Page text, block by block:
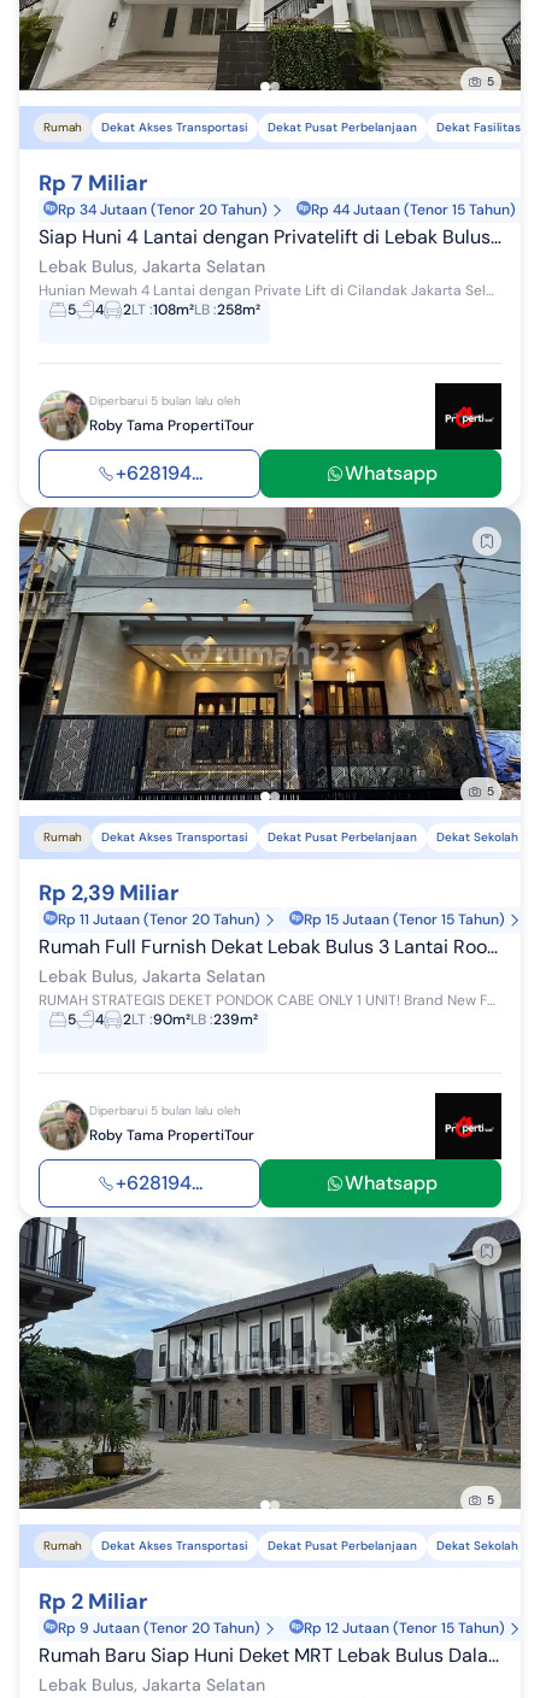
5
Rumah Dekat Akses Transportasi Dekat Pusat Perbelanjaan Dekat Fasilitas
Rp 7 Miliar
Rp 34 Jutaan (Tenor 20 Tahun) Rp 44 Jutaan (Tenor 15 Tahun)
Siap Huni 4 Lantai dengan Privatelift di Lebak Bulus Jakartaselatan
Lebak Bulus, Jakarta Selatan
Hunian Mewah 4 Lantai dengan Private Lift di Cilandak Jakarta Selatan - Lokasi Premium & Prestisius Miliki hunian 4 lantai dengan private lift di ...
5
4 2LT:108m²LB:258m²
Diperbarui 5 bulan lalu oleh
Roby Tama PropertiTour
+628194... Whatsapp
5
Rumah Dekat Akses Transportasi Dekat Pusat Perbelanjaan Dekat Sekolah
Rp 2,39 Miliar
Rp 11 Jutaan (Tenor 20 Tahun) Rp 15 Jutaan (Tenor 15 Tahun)
Rumah Full Furnish Dekat Lebak Bulus 3 Lantai Rooftop Dekat MRT
Lebak Bulus, Jakarta Selatan
RUMAH STRATEGIS DEKET PONDOK CABE ONLY 1 UNIT! Brand New Full Bata Merah SHM Hadap Selatan Sudah termasuk Semi Furnished : AC 1 PK 1 pc T...
5
4 2LT:90m²LB:239m²
Diperbarui 5 bulan lalu oleh
Roby Tama PropertiTour
+628194... Whatsapp
5
Rumah Dekat Akses Transportasi Dekat Pusat Perbelanjaan Dekat Sekolah
Rp 2 Miliar
Rp 9 Jutaan (Tenor 20 Tahun) Rp 12 Jutaan (Tenor 15 Tahun)
Rumah Baru Siap Huni Deket MRT Lebak Bulus Dalam Cluster Dekat Tol
Lebak Bulus, Jakarta Selatan